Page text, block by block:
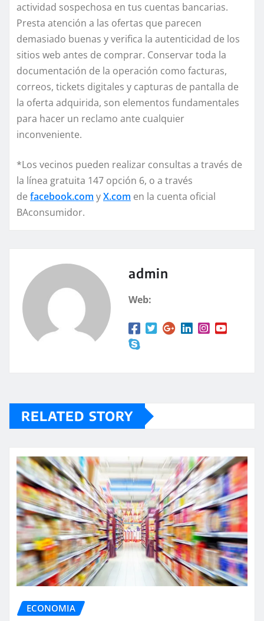
actividad sospechosa en tus cuentas bancarias.
Presta atención a las ofertas que parecen
demasiado buenas y verifica la autenticidad de los
sitios web antes de comprar. Conservar toda la
documentación de la operación como facturas,
correos, tickets digitales y capturas de pantalla de
la oferta adquirida, son elementos fundamentales
para hacer un reclamo ante cualquier
inconveniente.
*Los vecinos pueden realizar consultas a través de
la línea gratuita 147 opción 6, o a través
de facebook.com yX.com en la cuenta oficial
BAconsumidor.
admin
Web:
RELATED STORY
ECONOMIA